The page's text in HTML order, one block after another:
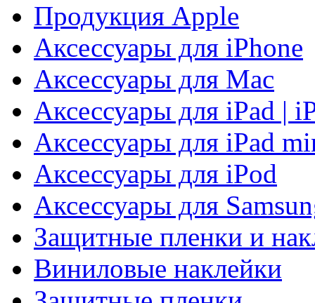
Продукция Apple
Аксессуары для iPhone
Аксессуары для Mac
Аксессуары для iPad |
Аксессуары для iPad
Аксессуары для iPod
Аксессуары для
Защитные пленки и
Виниловые наклейки